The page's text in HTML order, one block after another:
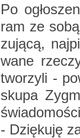
Po
ram ze
zu­ją­cą,
wa­ne
two­rzy­li -
sku­pa
- Dzię­ku­ję